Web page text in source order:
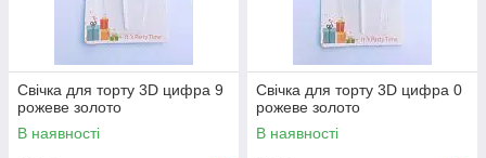
Свічка для торту 3D цифра 9
рожеве золото
В наявності
Свічка для торту 3D цифра 0
рожеве золото
В наявності